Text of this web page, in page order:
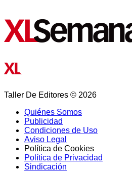
Taller De Editores © 2026
Quiénes Somos
Publicidad
Condiciones de Uso
Aviso Legal
Política de Cookies
Política de Privacidad
Sindicación